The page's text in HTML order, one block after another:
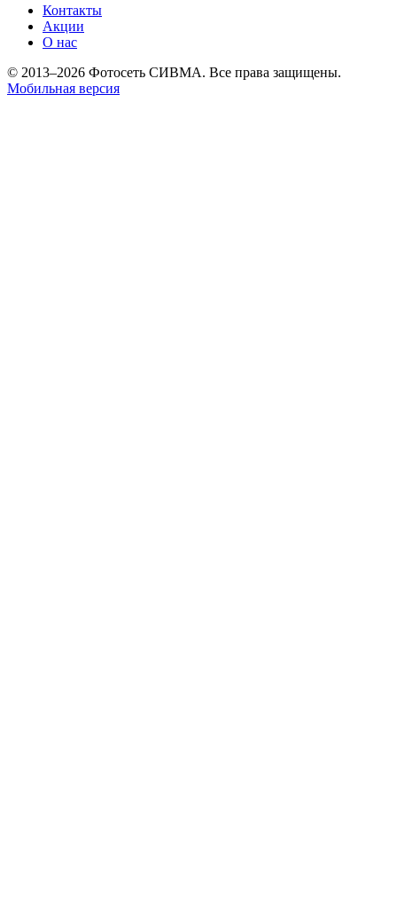
Контакты
Акции
О нас
© 2013–2026 Фотосеть СИВМА. Все права защищены.
Мобильная версия